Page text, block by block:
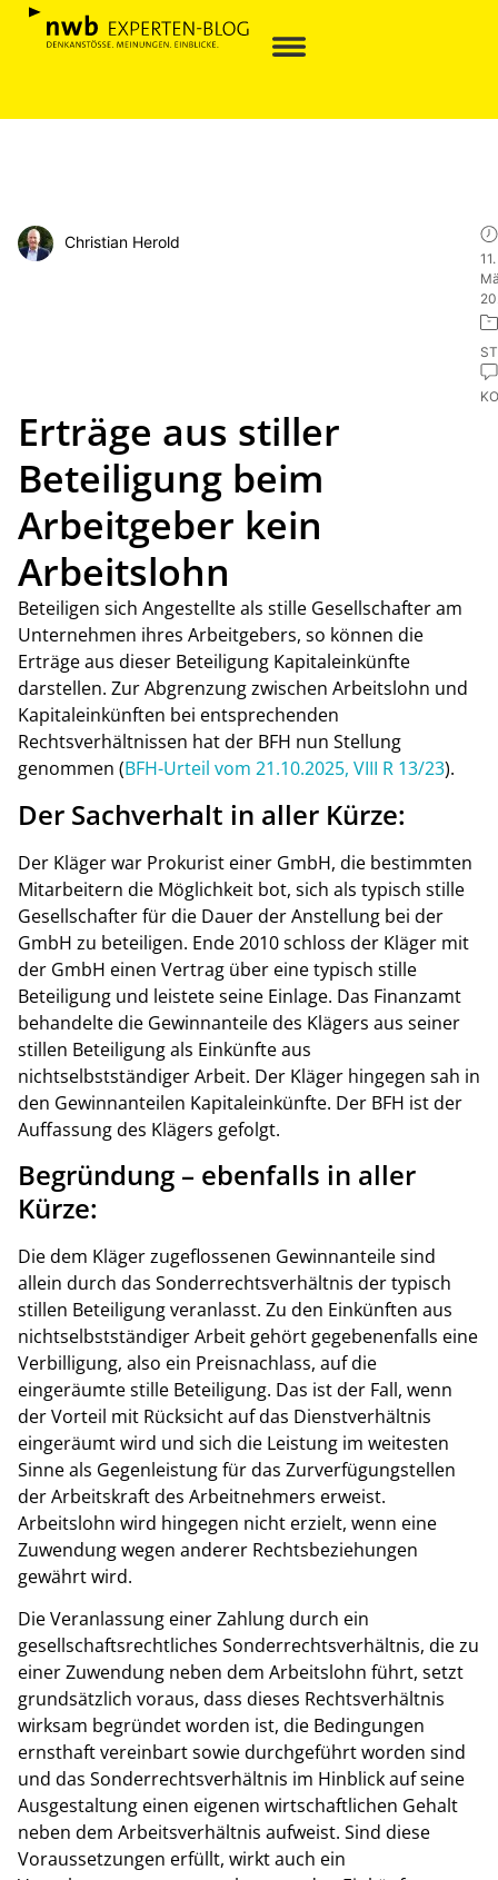
Christian Herold
11.
Erträge aus stiller
Beteiligung beim
Arbeitgeber kein
Arbeitslohn
Beteiligen sich Angestellte als stille Gesellschafter am
Unternehmen ihres Arbeitgebers, so können die
Erträge aus dieser Beteiligung Kapitaleinkünfte
darstellen. Zur Abgrenzung zwischen Arbeitslohn und
Kapitaleinkünften bei entsprechenden
Rechtsverhältnissen hat der BFH nun Stellung
genommen (BFH-Urteil vom 21.10.2025, VIII R 13/23).
Der Sachverhalt in aller Kürze:
Der Kläger war Prokurist einer GmbH, die bestimmten
Mitarbeitern die Möglichkeit bot, sich als typisch stille
Gesellschafter für die Dauer der Anstellung bei der
GmbH zu beteiligen. Ende 2010 schloss der Kläger mit
der GmbH einen Vertrag über eine typisch stille
Beteiligung und leistete seine Einlage. Das Finanzamt
behandelte die Gewinnanteile des Klägers aus seiner
stillen Beteiligung als Einkünfte aus
nichtselbstständiger Arbeit. Der Kläger hingegen sah in
den Gewinnanteilen Kapitaleinkünfte. Der BFH ist der
Auffassung des Klägers gefolgt.
Begründung – ebenfalls in aller
Kürze:
Die dem Kläger zugeflossenen Gewinnanteile sind
allein durch das Sonderrechtsverhältnis der typisch
stillen Beteiligung veranlasst. Zu den Einkünften aus
nichtselbstständiger Arbeit gehört gegebenenfalls eine
Verbilligung, also ein Preisnachlass, auf die
eingeräumte stille Beteiligung. Das ist der Fall, wenn
der Vorteil mit Rücksicht auf das Dienstverhältnis
eingeräumt wird und sich die Leistung im weitesten
Sinne als Gegenleistung für das Zurverfügungstellen
der Arbeitskraft des Arbeitnehmers erweist.
Arbeitslohn wird hingegen nicht erzielt, wenn eine
Zuwendung wegen anderer Rechtsbeziehungen
gewährt wird.
Die Veranlassung einer Zahlung durch ein
gesellschaftsrechtliches Sonderrechtsverhältnis, die zu
einer Zuwendung neben dem Arbeitslohn führt, setzt
grundsätzlich voraus, dass dieses Rechtsverhältnis
wirksam begründet worden ist, die Bedingungen
ernsthaft vereinbart sowie durchgeführt worden sind
und das Sonderrechtsverhältnis im Hinblick auf seine
Ausgestaltung einen eigenen wirtschaftlichen Gehalt
neben dem Arbeitsverhältnis aufweist. Sind diese
Voraussetzungen erfüllt, wirkt auch ein